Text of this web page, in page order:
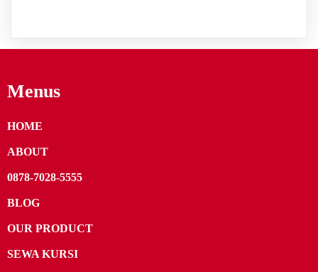
Menus
HOME
ABOUT
0878-7028-5555
BLOG
OUR PRODUCT
SEWA KURSI